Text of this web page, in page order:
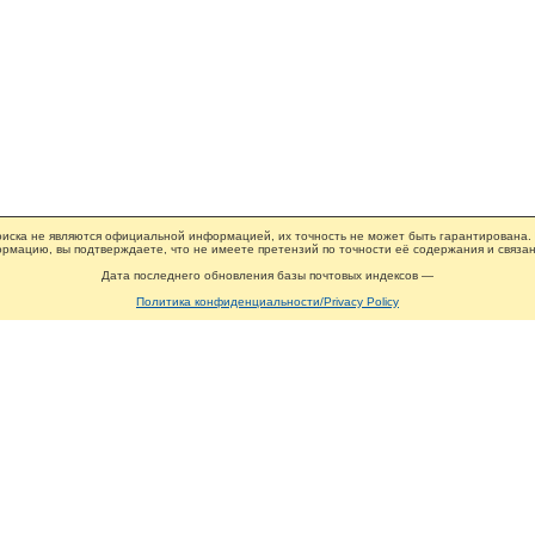
не являются официальной информацией, их точность не может быть гарантирована.
вы подтверждаете, что не имеете претензий по точности её содержания и
Дата последнего обновления базы почтовых индексов —
Политика конфиденциальности/Privacy Policy